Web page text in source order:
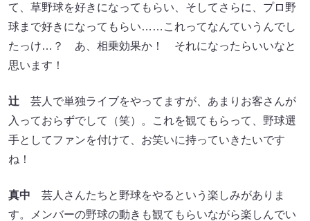
て、草野球を好きになってもらい、そしてさらに、プロ野
球まで好きになってもらい……これってなんていうんでし
たっけ…？ あ、相乗効果か！ それになったらいいなと
思います！
辻 芸人で単独ライブをやってますが、あまりお客さんが
入っておらずでして（笑）。これを観てもらって、野球選
手としてファンを付けて、お笑いに持っていきたいです
ね！
真中 芸人さんたちと野球をやるという楽しみがありま
す。メンバーの野球の動きも観てもらいながら楽しんでい